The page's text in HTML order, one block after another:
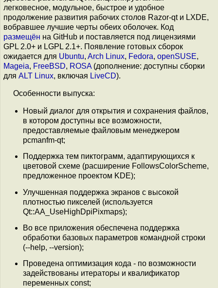
легковесное, модульное, быстрое и удобное
продолжение развития рабочих столов Razor-qt и LXDE,
вобравшее лучшие черты обеих оболочек. Код
размещён на GitHub и поставляется под лицензиями
GPL 2.0+ и LGPL 2.1+. Появление готовых сборок
ожидается для Ubuntu, Arch Linux, Fedora, openSUSE,
Mageia, FreeBSD, ROSA (дополнение: доступны сборки
для ALT Linux, включая LiveCD).
Особенности выпуска:
Новый диалог для открытия и сохранения файлов,
в котором доступны все возможности,
предоставляемые файловым менеджером
pcmanfm-qt;
Поддержка тем пиктограмм, адаптирующихся к
цветовой схеме (расширение FollowsColorScheme,
предложенное проектом KDE);
Улучшенная поддержка экранов с высокой
плотностью пикселей (используется
Qt::AA_UseHighDpiPixmaps);
Во все приложения обеспечена поддержка
обработки базовых параметров командной строки
(--help, --version);
Проведена оптимизация кода - по возможности
задействованы итераторы и квалификатор
переменных const;